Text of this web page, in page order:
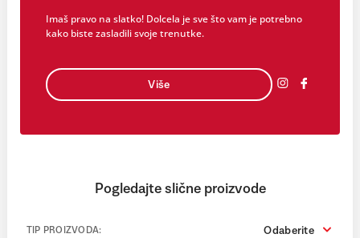
Imaš pravo na slatko! Dolcela je sve što vam je potrebno
kako biste zasladili svoje trenutke.
Više
Pogledajte slične proizvode
TIP PROIZVODA: Odaberite